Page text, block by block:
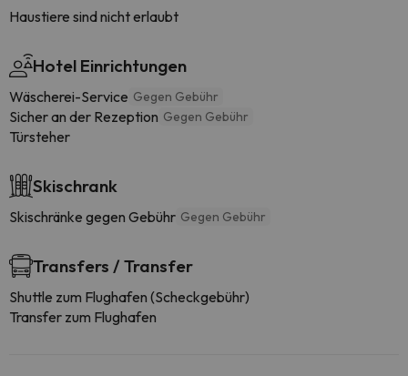
Haustiere sind nicht erlaubt
Hotel Einrichtungen
Wäscherei-Service Gegen Gebühr
Sicher an der Rezeption Gegen Gebühr
Türsteher
Skischrank
Skischränke gegen Gebühr Gegen Gebühr
Transfers / Transfer
Shuttle zum Flughafen (Scheckgebühr)
Transfer zum Flughafen